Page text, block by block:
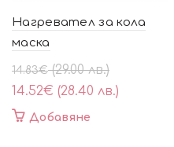
Нагревател за кола
маска
14.83€ (29.00 лв.)
Original
price
was:
14.83€
14.52€ (28.40 лв.)
Текущата
цена
е:
14.52€
Добавяне